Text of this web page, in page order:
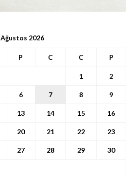
Ağustos 2026
P C C P
1 2
6 7 8 9
13 14 15 16
20 21 22 23
27 28 29 30